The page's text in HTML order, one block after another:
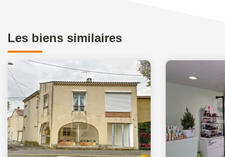
Les biens similaires